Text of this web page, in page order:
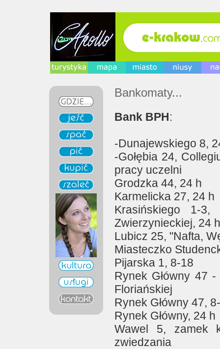
Bankomaty...
Bank BPH:
-Dunajewskiego 8,
-Gołębia 24,
pracy uczelni
Grodzka 44, 24 h
Karmelicka 27, 24 h
Krasińskiego 1-
Zwierzynieckiej, 24 h
Lubicz 25, "Nafta,
Miasteczko
Pijarska 1, 8-18
Rynek Główny 47
Floriańskiej
Rynek Główny 47,
Rynek Główny, 24 h
Wawel 5, zamek
zwiedzania